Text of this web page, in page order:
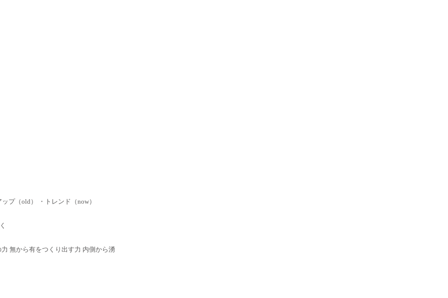
プ（old） ・トレンド（now）
無から有をつくり出す力 内側から湧